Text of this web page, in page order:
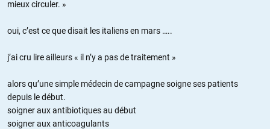
mieux circuler. »
oui, c’est ce que disait les italiens en mars …..
j’ai cru lire ailleurs « il n’y a pas de traitement »
alors qu’une simple médecin de campagne soigne ses patients
depuis le début.
soigner aux antibiotiques au début
soigner aux anticoagulants